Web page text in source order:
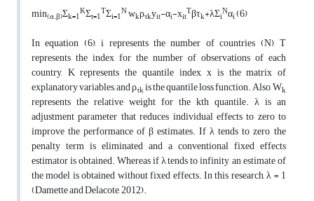
min(α.β)Σk=1KΣt=1TΣi=1Nwkρτkyit-αi-xitTβτk+λΣiNαi(6)
In equation (6), i represents the number of countries (N), T
represents the index for the number of observations of each
country, K represents the quantile index, x is the matrix of
explanatory variables, and ρτkis the quantile loss function. Also, Wk
represents the relative weight for the kth quantile. λ is an
adjustment parameter that reduces individual effects to zero to
improve the performance of β estimates. If λ tends to zero, the
penalty term is eliminated and a conventional fixed effects
estimator is obtained. Whereas if λ tends to infinity, an estimate of
the model is obtained without fixed effects. In this research, λ = 1
(Damette and Delacote, 2012).